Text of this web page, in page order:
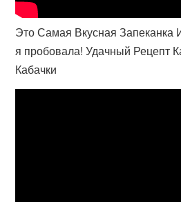
Это Самая Вкусная Запеканка
я пробовала! Удачный Рецепт
Кабачки